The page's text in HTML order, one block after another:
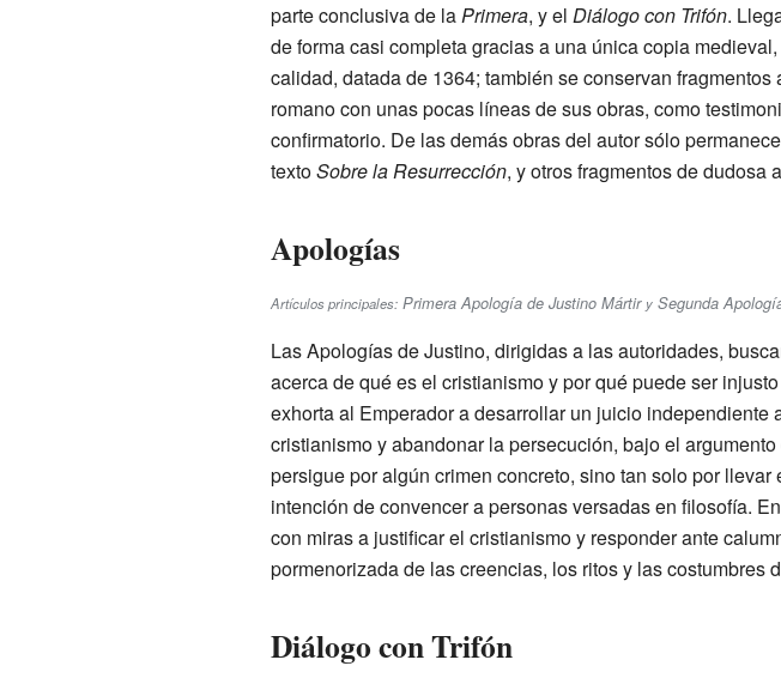
parte conclusiva de laPrimera, y el Diálogo con Trifón.
de forma casi completa gracias a una única copia
calidad, datada de 1364; también se conservan fragmentos
romano con unas pocas líneas de sus obras, como
confirmatorio. De las demás obras del autor sólo
textoSobre la Resurrección, y otros fragmentos de dudosa
Apologías
Artículos principales: Primera Apología de Justino Mártir y Segunda
Las Apologías de Justino, dirigidas a las autoridades,
acerca de qué es el cristianismo y por qué puede ser
exhorta al Emperador a desarrollar un juicio independiente
cristianismo y abandonar la persecución, bajo el
persigue por algún crimen concreto, sino tan solo por
intención de convencer a personas versadas en filosofía.
con miras a justificar el cristianismo y responder ante
pormenorizada de las creencias, los ritos y las costumbres
Diálogo con Trifón